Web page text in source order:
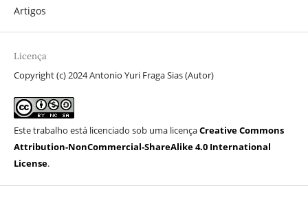
Artigos
Licença
Copyright (c) 2024 Antonio Yuri Fraga Sias (Autor)
Este trabalho está licenciado sob uma licençaCreative Commons
Attribution-NonCommercial-ShareAlike 4.0 International
License.